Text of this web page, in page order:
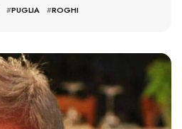
#PUGLIA #ROGHI